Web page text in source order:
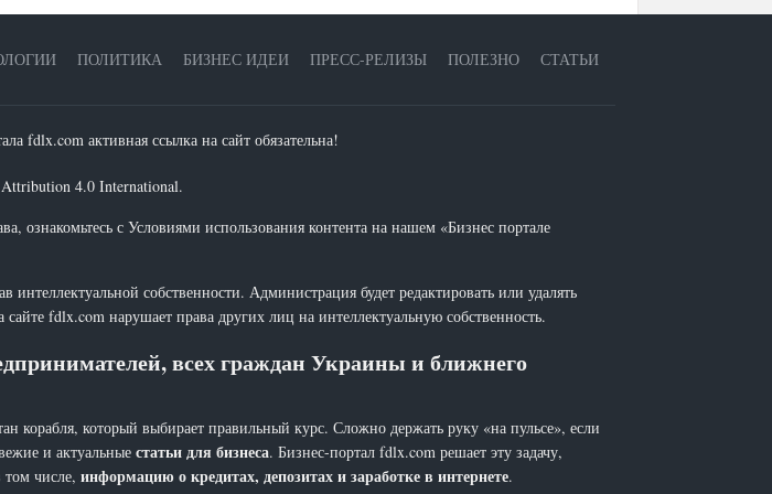
ПОЛИТИКА БИЗНЕС ИДЕИ ПРЕСС-РЕЛИЗЫ ПОЛЕЗНО СТАТЬИ
fdlx.com активная ссылка на сайт обязательна!
4.0 International.
ознакомьтесь с Условиями использования контента на нашем «Бизнес портале
собственности. Администрация будет редактировать или удалять
fdlx.com нарушает права других лиц на интеллектуальную собственность.
всех граждан Украины и ближнего
корабля, который выбирает правильный курс. Сложно держать руку «на пульсе», если
и актуальные статьи для бизнеса. Бизнес-портал fdlx.com решает эту задачу,
числе, информацию о кредитах, депозитах и заработке в интернете.